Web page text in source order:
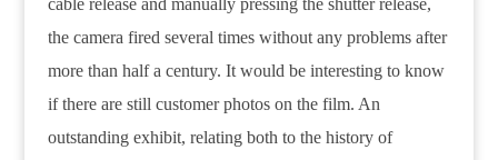
cable release and manually pressing the shutter release,
the camera fired several times without any problems after
more than half a century. It would be interesting to know
if there are still customer photos on the film. An
outstanding exhibit, relating both to the history of